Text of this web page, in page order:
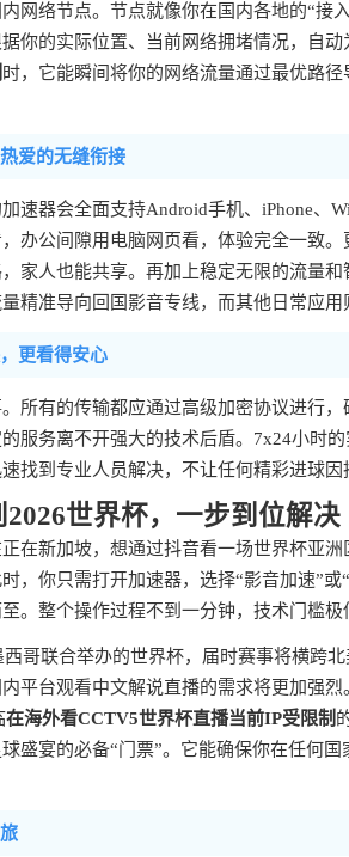
网络节点。节点就像你在国内各地的“接
你的实际位置、当前网络拥堵情况，自
时，它能瞬间将你的网络流量通过最优路
爱的无缝衔接
速器会全面支持Android手机、iPhone、
办公间隙用电脑网页看，体验完全一致
家人也能共享。再加上稳定无限的流量
精准导向回国影音专线，而其他日常应
更看得安心
所有的传输都应通过高级加密协议进行
服务离不开强大的技术后盾。7x24小时
找到专业人员解决，不让任何精彩进球因
世界杯，一步到位解决
在新加坡，想通过抖音看一场世界杯亚洲
，你只需打开加速器，选择“影音加速”
。整个操作过程不到一分钟，技术门槛极
哥联合举办的世界杯，届时赛事将横跨
平台观看中文解说直播的需求将更加强
在海外看CCTV5世界杯直播当前IP受限制
盛宴的必备“门票”。它能确保你在任何